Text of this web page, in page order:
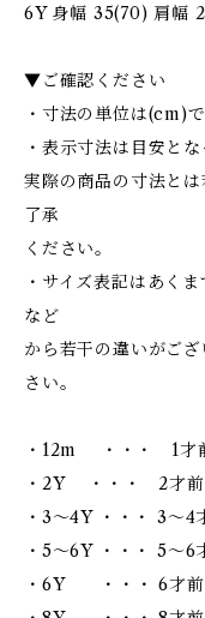
6Y 身幅 35(70) 肩幅
▼ご確認ください
・寸法の単位は(cm)で
・表示寸法は目安と
実際の商品の寸法と
了承
ください。
・サイズ表記はあく
など
から若干の違いがご
さい。
・12m ・・・ 1
・2Y ・・・ 2才
・3～4Y ・・・ 3～
・5～6Y ・・・ 5～
・6Y ・・・ 6才